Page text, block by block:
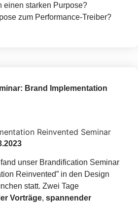
einen starken Purpose?
zum Performance-Treiber?
Brand Implementation
unser Brandification Seminar
Reinvented” in den Design
statt. Zwei Tage
Vorträge, spannender